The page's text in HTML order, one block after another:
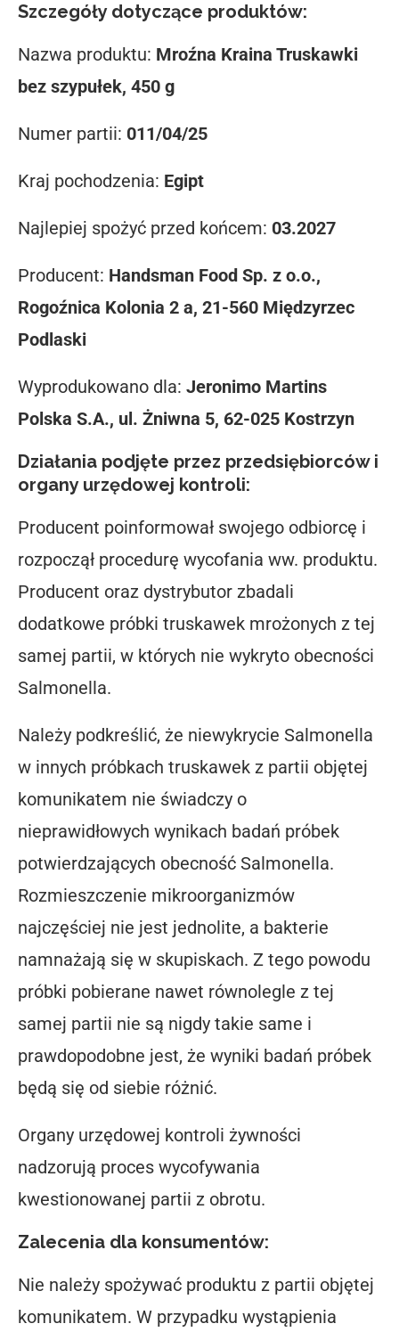
Szczegóły dotyczące produktów:
Nazwa produktu: Mroźna Kraina Truskawki
bez szypułek, 450 g
Numer partii: 011/04/25
Kraj pochodzenia: Egipt
Najlepiej spożyć przed końcem: 03.2027
Producent: Handsman Food Sp. z o.o.,
Rogoźnica Kolonia 2 a, 21-560 Międzyrzec
Podlaski
Wyprodukowano dla: Jeronimo Martins
Polska S.A., ul. Żniwna 5, 62-025 Kostrzyn
Działania podjęte przez przedsiębiorców i
organy urzędowej kontroli:
Producent poinformował swojego odbiorcę i
rozpoczął procedurę wycofania ww. produktu.
Producent oraz dystrybutor zbadali
dodatkowe próbki truskawek mrożonych z tej
samej partii, w których nie wykryto obecności
Salmonella.
Należy podkreślić, że niewykrycie Salmonella
w innych próbkach truskawek z partii objętej
komunikatem nie świadczy o
nieprawidłowych wynikach badań próbek
potwierdzających obecność Salmonella.
Rozmieszczenie mikroorganizmów
najczęściej nie jest jednolite, a bakterie
namnażają się w skupiskach. Z tego powodu
próbki pobierane nawet równolegle z tej
samej partii nie są nigdy takie same i
prawdopodobne jest, że wyniki badań próbek
będą się od siebie różnić.
Organy urzędowej kontroli żywności
nadzorują proces wycofywania
kwestionowanej partii z obrotu.
Zalecenia dla konsumentów:
Nie należy spożywać produktu z partii objętej
komunikatem. W przypadku wystąpienia